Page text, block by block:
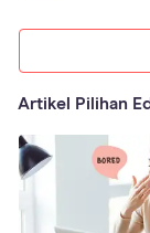
Artikel Pilihan